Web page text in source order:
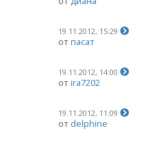
19.11.2012, 15:29
отпасат
19.11.2012, 14:00
отira7202
19.11.2012, 11:09
от delphine